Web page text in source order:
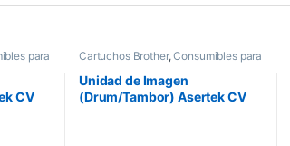
para
CV
Cartuchos Brother,Consumibles para
Unidad de Imagen
(Drum/Tambor) Asertek CV